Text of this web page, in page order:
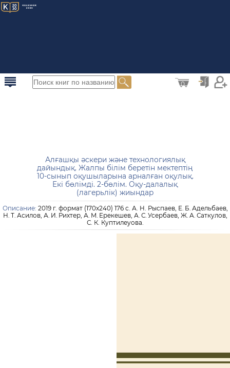
0
Алғашқы әскери және технологиялық
дайындық. Жалпы білім беретін мектептің
10-сынып оқушыларына арналған оқулық.
Екі бөлімді. 2-бөлім. Оқу-далалық
(лагерьлік) жиындар
Описание: 2019 г. формат (170х240) 176 с. А. Н. Рыспаев, Е. Б. Адельбаев,
Н. Т. Асилов, А. И. Рихтер, А. М. Ерекешев, А. С. Усербаев, Ж. А. Саткулов,
С. К. Куптилеуова.